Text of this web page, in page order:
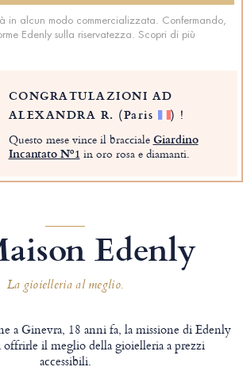
in alcun modo commercializzata. Confermando,
Edenly sulla riservatezza. Scopri di più
CONGRATULAZIONI AD
ALEXANDRA R. (Paris ) !
Questo mese vince il braccialeGiardino
Incantato Nº1 in oro rosa e diamanti.
Edenly
La gioielleria al meglio.
a Ginevra, 18 anni fa, la missione di Edenly
offrirle il meglio della gioielleria a prezzi
accessibili.